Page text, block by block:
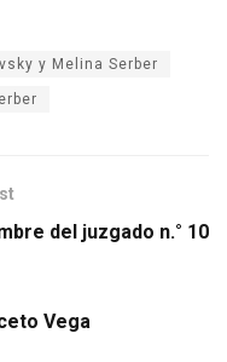
y Melina Serber
del juzgado n.° 10
Vega